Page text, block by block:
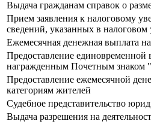
Выдача гражданам справок о
Прием заявления к налоговому
сведений, указанных в налоговом
Ежемесячная денежная выплата
Предоставление единовременной
награжденным Почетным знаком
Предоставление ежемесячной
категориям жителей
Судебное представительство
Выдача разрешения на